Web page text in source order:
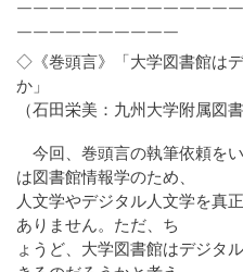
￣￣￣￣￣￣￣￣￣￣￣￣￣
￣￣￣￣￣￣￣￣￣￣
◇《巻頭言》「大学図書館は
か」
（石田栄美：九州大学附属図
今回、巻頭言の執筆依頼を
は図書館情報学のため、
人文学やデジタル人文学を真
ありません。ただ、ち
ょうど、大学図書館はデジタ